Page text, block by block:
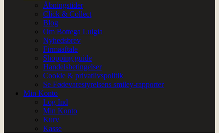
Åbningstider
Click & Collect
Blog
Om Bottega Luigia
Nyhedsbrev
Firmaaftale
Shopping guide
Handelsbetingelser
Cookie & privatlivspolitik
Se Fødevarestyrelsens smiley-rapporter
Min Konto
Log Ind
Min Konto
Kurv
Kasse